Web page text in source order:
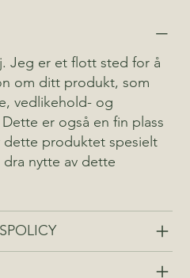
Jeg er et flott sted for å
om ditt produkt, som
vedlikehold- og
er også en fin plass
dette produktet spesielt
nytte av dette